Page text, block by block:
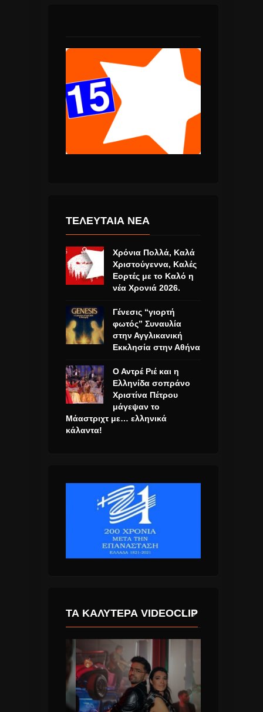
ΤΕΛΕΥΤΑΙΑ ΝΕΑ
Χρόνια Πολλά, Καλά
Χριστούγεννα, Καλές
Εορτές με το Καλό η
νέα Χρονιά 2026.
Γένεσις “γιορτή
φωτός” Συναυλία
στην Αγγλικανική
Εκκλησία στην Αθήνα
Ο Αντρέ Ριέ και η
Ελληνίδα σοπράνο
Χριστίνα Πέτρου
μάγεψαν το
Μάαστριχτ με… ελληνικά
κάλαντα!
ΤΑ ΚΑΛΎΤΕΡΑ VIDEOCLIP